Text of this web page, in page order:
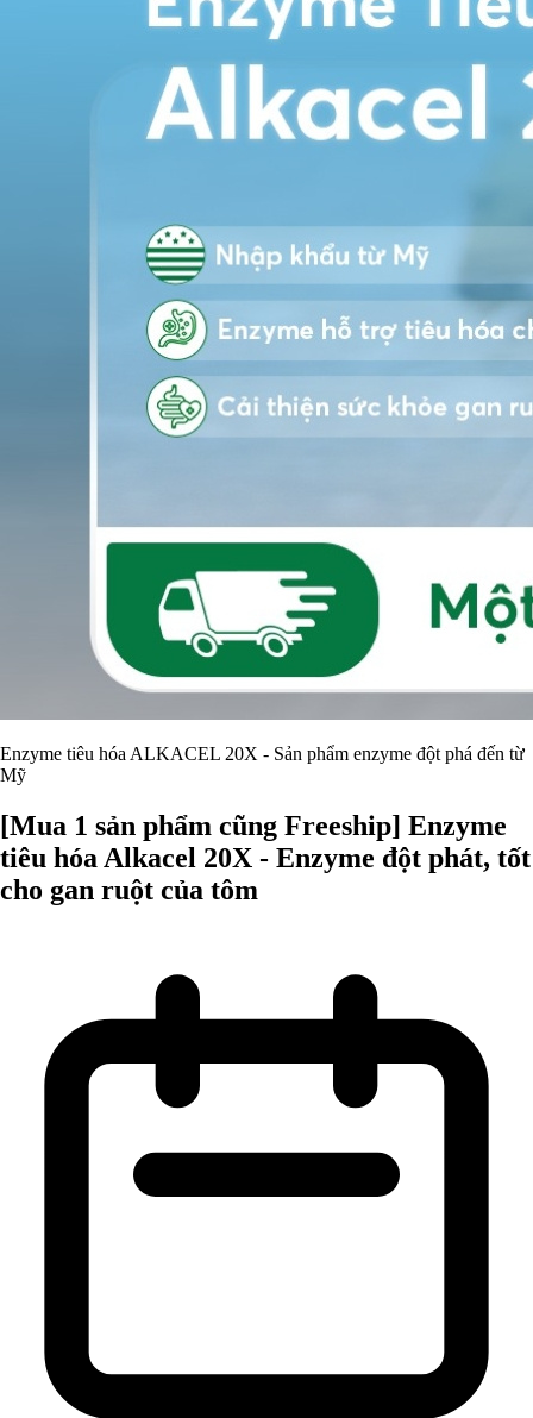
Enzyme tiêu hóa ALKACEL 20X - Sản phẩm enzyme đột phá đến từ
Mỹ
[Mua 1 sản phẩm cũng Freeship] Enzyme
tiêu hóa Alkacel 20X - Enzyme đột phát, tốt
cho gan ruột của tôm